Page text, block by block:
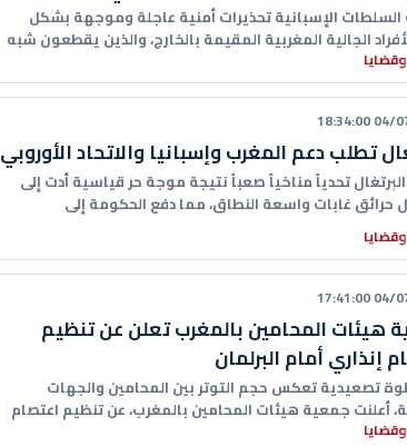
الإسبانية تحذيرات أمنية عاجلة وموجهة بشكل
الجالية المغربية المقيمة بالخارج، والذين يقطعون شبه
بالسيارات
04/07/
تطلب دعم المغرب وإسبانيا والاتحاد الأوروبي
تحدياً مناخياً صعباً نتيجة موجة حر قياسية أدت إلى
حرائق غابات واسعة النطاق، مما دفع الحكومة إلى
04/07/
هيئات المحامين بالمغرب تعلن عن تنظيم
إنذاري أمام البرلمان
تصعيدية تعكس حجم التوتر بين المحامين والجهات
أعلنت جمعية هيئات المحامين بالمغرب، عن تنظيم اعتصام